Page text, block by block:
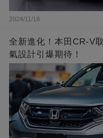
2024/11/18
全新進化！本田CR-V
氣設計引爆期待！